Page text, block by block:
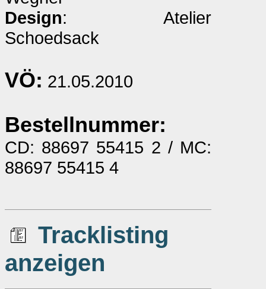
Design: Atelier
Schoedsack
VÖ: 21.05.2010
Bestellnummer:
CD: 88697 55415 2 / MC:
88697 55415 4
Tracklisting
anzeigen